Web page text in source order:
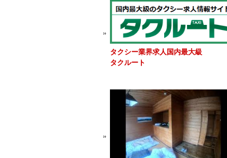
タクシー業界求人国内最大級
タクルート